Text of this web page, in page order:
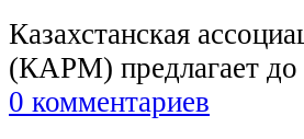
Казахстанская
(КАРМ) предлагает до
0 комментариев